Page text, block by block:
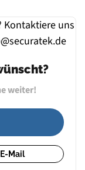
weiter!
E-Mail